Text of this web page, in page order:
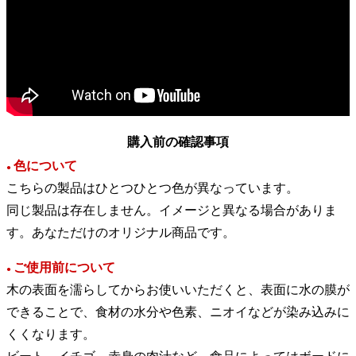
購入前の確認事項
● 色について
こちらの製品はひとつひとつ色が異なっています。
同じ製品は存在しません。イメージと異なる場合がありま
す。あなただけのオリジナル商品です。
● ご使用前について
木の表面を濡らしてからお使いいただくと、表面に水の膜が
できることで、食材の水分や色素、ニオイなどが染み込みに
くくなります。